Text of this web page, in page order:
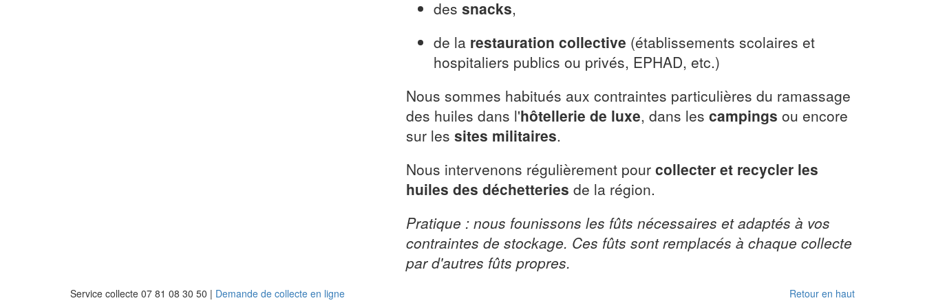
des snacks,
de la restauration collective (établissements scolaires et
hospitaliers publics ou privés, EPHAD, etc.)
Nous sommes habitués aux contraintes particulières du ramassage
des huiles dans l'hôtellerie de luxe, dans les campings ou encore
sur les sites militaires.
Nous intervenons régulièrement pour collecter et recycler les
huiles des déchetteries de la région.
Pratique : nous founissons les fûts nécessaires et adaptés à vos
contraintes de stockage. Ces fûts sont remplacés à chaque collecte
par d'autres fûts propres.
Service collecte 07 81 08 30 50 | Demande de collecte en ligne Retour en haut